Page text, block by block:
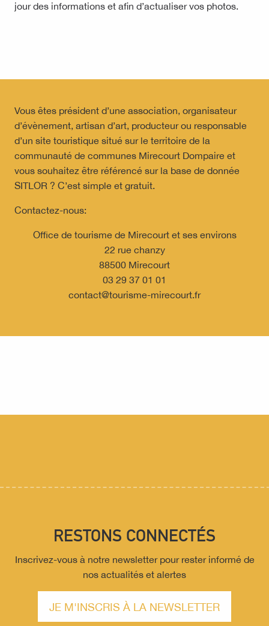
jour des informations et afin d’actualiser vos photos.
Vous êtes président d’une association, organisateur
d’évènement, artisan d’art, producteur ou responsable
d’un site touristique situé sur le territoire de la
communauté de communes Mirecourt Dompaire et
vous souhaitez être référencé sur la base de donnée
SITLOR ? C’est simple et gratuit.
Contactez-nous:
Office de tourisme de Mirecourt et ses environs
22 rue chanzy
88500 Mirecourt
03 29 37 01 01
contact@tourisme-mirecourt.fr
RESTONS CONNECTÉS
Inscrivez-vous à notre newsletter pour rester informé de
nos actualités et alertes
JE M'INSCRIS À LA NEWSLETTER